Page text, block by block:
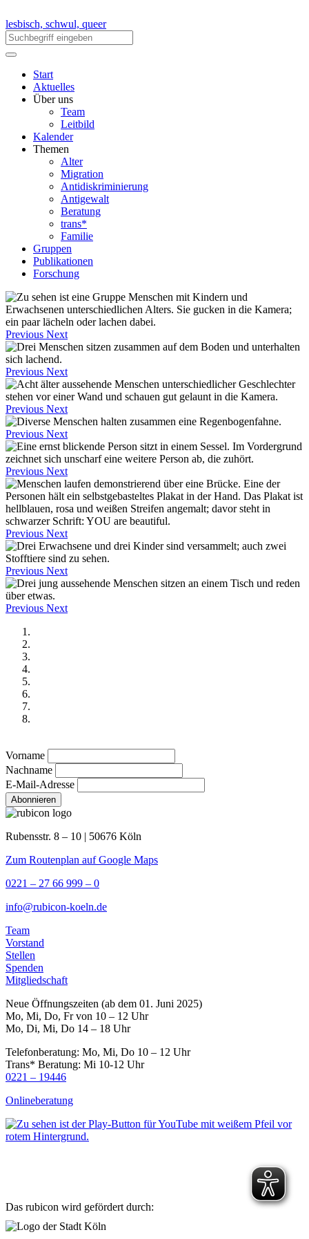
lesbisch, schwul, queer
Start
Aktuelles
Über uns
Team
Leitbild
Kalender
Themen
Alter
Migration
Antidiskriminierung
Antigewalt
Beratung
trans*
Familie
Gruppen
Publikationen
Forschung
Previous Next
Previous Next
Previous Next
Previous Next
Previous Next
Previous Next
Previous Next
Previous Next
Vorname
Nachname
E-Mail-Adresse
Rubensstr. 8 – 10 | 50676 Köln
Zum Routenplan auf Google Maps
0221 – 27 66 999 – 0
info@rubicon-koeln.de
Team
Vorstand
Stellen
Spenden
Mitgliedschaft
Neue Öffnungszeiten (ab dem 01. Juni 2025)
Mo, Mi, Do, Fr von 10 – 12 Uhr
Mo, Di, Mi, Do 14 – 18 Uhr
Telefonberatung: Mo, Mi, Do 10 – 12 Uhr
Trans* Beratung: Mi 10-12 Uhr
0221 – 19446
Onlineberatung
Das rubicon wird gefördert durch: